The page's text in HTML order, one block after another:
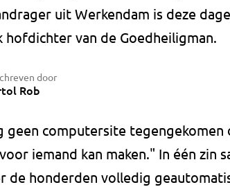
uit Werkendam is deze
hofdichter van de Goedheiligman.
door
Rob
geen computersite
iemand kan maken." In één zin
de honderden volledig